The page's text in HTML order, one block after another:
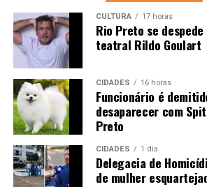
CULTURA 17 horas
Rio Preto se
teatral Rildo Goulart
CIDADES 16 horas
Funcionário é
desaparecer com
Preto
CIDADES 1 dia
Delegacia de
de mulher